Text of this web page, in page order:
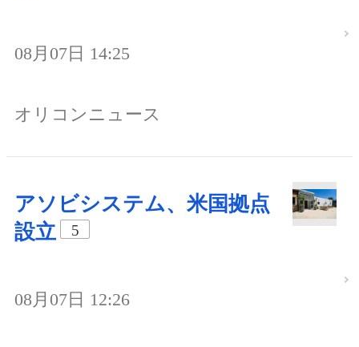
08月07日 14:25
オリコンニュース
アソビシステム、米国拠点
設立
5
08月07日 12:26